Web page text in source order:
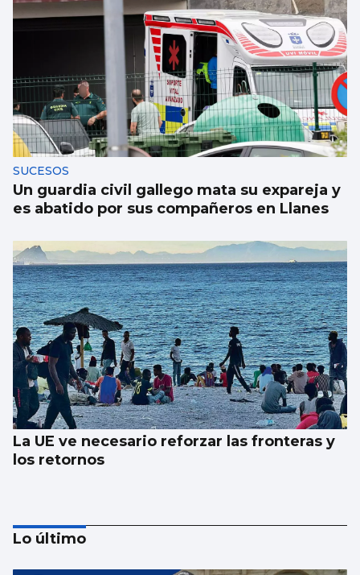
SUCESOS
Un guardia civil gallego mata su expareja y
es abatido por sus compañeros en Llanes
La UE ve necesario reforzar las fronteras y
los retornos
Lo último